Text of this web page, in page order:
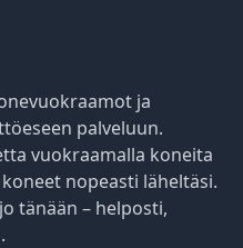
ja
palveluun.
vuokraamalla koneita
nopeasti läheltäsi.
tänään – helposti,